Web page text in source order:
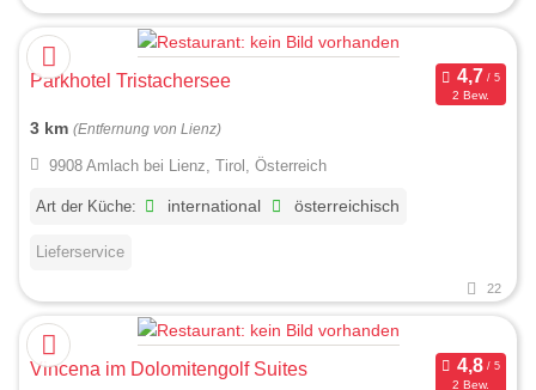
Parkhotel Tristachersee
2 Bew.
3 km (Entfernung von Lienz)
9908 Amlach bei Lienz, Tirol, Österreich
Art der Küche: international österreichisch
Lieferservice
22
Vincena im Dolomitengolf Suites
2 Bew.